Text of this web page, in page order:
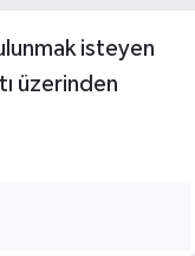
isteyen
üzerinden